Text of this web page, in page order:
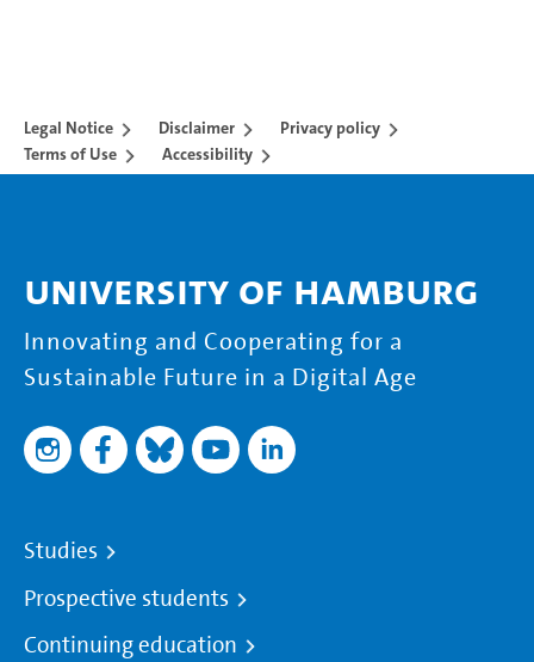
Legal Notice Disclaimer
Privacy policy
Terms of Use
Accessibility
University of Hamburg
Innovating and Cooperating for a
Sustainable Future in a Digital Age
Studies
Prospective students
Continuing education